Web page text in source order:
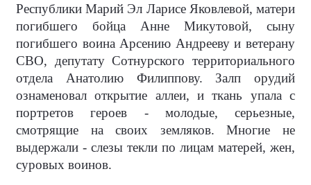
Республики Марий Эл Ларисе Яковлевой, матери
погибшего бойца Анне Микутовой, сыну
погибшего воина Арсению Андрееву и ветерану
СВО, депутату Сотнурского территориального
отдела Анатолию Филиппову. Залп орудий
ознаменовал открытие аллеи, и ткань упала с
портретов героев - молодые, серьезные,
смотрящие на своих земляков. Многие не
выдержали - слезы текли по лицам матерей, жен,
суровых воинов.